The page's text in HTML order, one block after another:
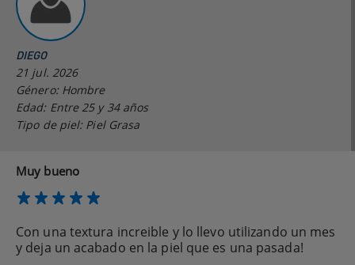
DIEGO
21 jul. 2026
Género: Hombre
Edad: Entre 25 y 34 años
Tipo de piel: Piel Grasa
Muy bueno
Con una textura increible y lo llevo utilizando un mes
y deja un acabado en la piel que es una pasada!